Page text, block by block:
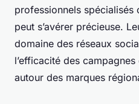
professionnels spécialisés
peut s’avérer précieuse.
domaine des réseaux
l’efficacité des
autour des marques